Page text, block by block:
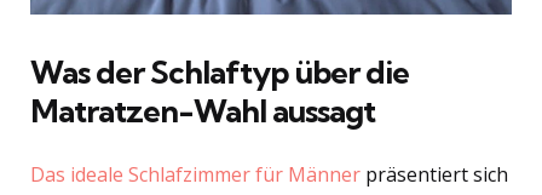
Was der Schlaftyp über die
Matratzen-Wahl aussagt
Das ideale Schlafzimmer für Männer präsentiert sich